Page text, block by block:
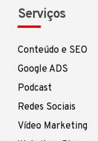
Serviços
Conteúdo e SEO
Google ADS
Podcast
Redes Sociais
Vídeo Marketing